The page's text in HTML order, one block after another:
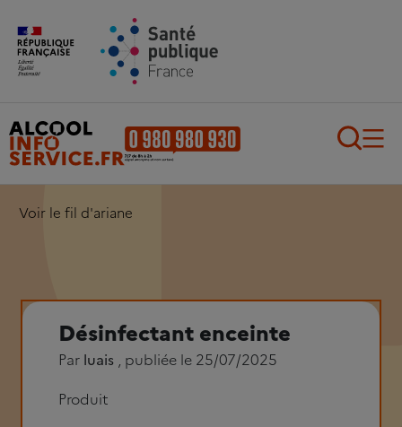
Aller au contenu principal
Voir le fil d'ariane
Désinfectant enceinte
Par luais , publiée le 25/07/2025
Produit